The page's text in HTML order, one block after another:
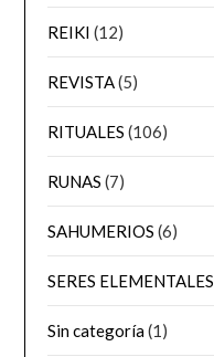
REIKI (12)
REVISTA(5)
RITUALES (106)
RUNAS (7)
SAHUMERIOS (6)
SERES ELEMENTALES
Sin categoría(1)